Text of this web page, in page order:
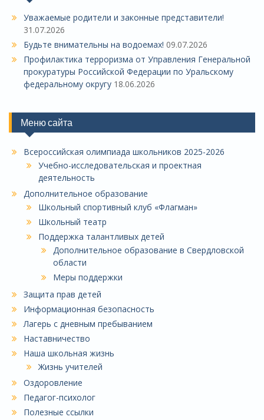
Уважаемые родители и законные представители!
31.07.2026
Будьте внимательны на водоемах! 09.07.2026
Профилактика терроризма от Управления Генеральной
прокуратуры Российской Федерации по Уральскому
федеральному округу 18.06.2026
Меню сайта
Всероссийская олимпиада школьников 2025-2026
Учебно-исследовательская и проектная
деятельность
Дополнительное образование
Школьный спортивный клуб «Флагман»
Школьный театр
Поддержка талантливых детей
Дополнительное образование в Свердловской
области
Меры поддержки
Защита прав детей
Информационная безопасность
Лагерь с дневным пребыванием
Наставничество
Наша школьная жизнь
Жизнь учителей
Оздоровление
Педагог-психолог
Полезные ссылки